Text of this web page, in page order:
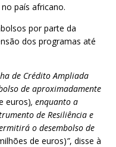
país africano.
por parte da
dos programas até
de Crédito Ampliada
de aproximadamente
euros), enquanto a
de Resiliência e
o desembolso de
de euros)”, disse à